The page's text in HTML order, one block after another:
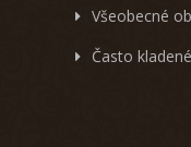
Všeobecné
Často